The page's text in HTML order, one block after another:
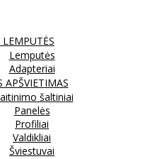
LEMPUTĖS
Lemputės
Adapteriai
APŠVIETIMAS
šaltiniai
Panelės
Profiliai
Valdikliai
Šviestuvai